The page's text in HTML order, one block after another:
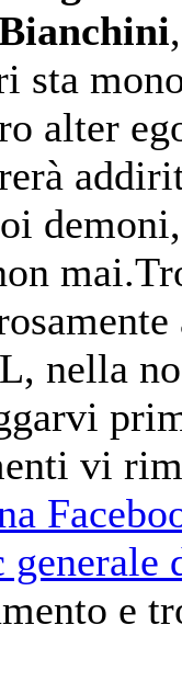
sta
alter
nella
vi
generale
e